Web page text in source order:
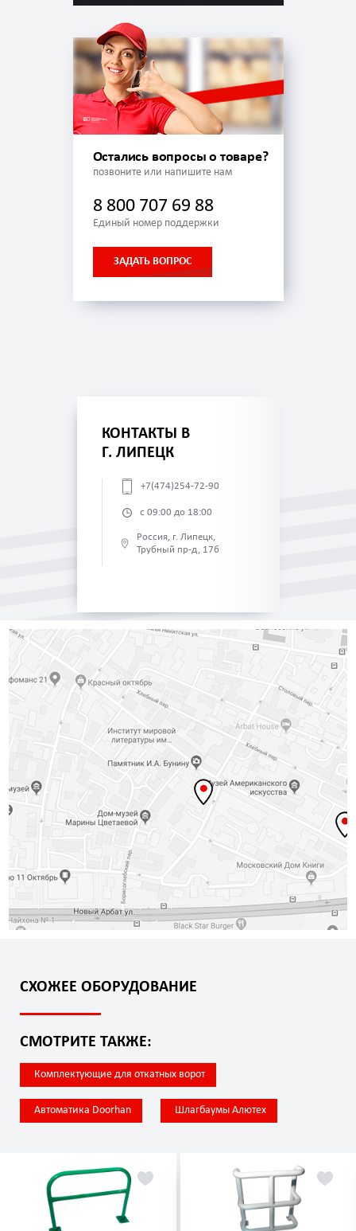
Остались вопросы о товаре?
позвоните или напишите нам
8 800 707 69 88
Единый номер поддержки
ЗАДАТЬ ВОПРОС
КОНТАКТЫ В
Г. ЛИПЕЦК
+7(474)254-72-90
с 09:00 до 18:00
Россия, г. Липецк,
Трубный пр-д, 17б
СХОЖЕЕ ОБОРУДОВАНИЕ
СМОТРИТЕ ТАКЖЕ:
Комплектующие для откатных ворот
Автоматика Doorhan Шлагбаумы Алютех